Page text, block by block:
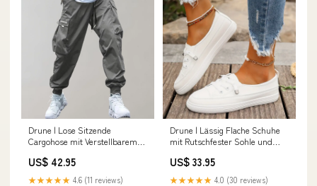
Drune | Lose Sitzende
Cargohose mit Verstellbarem
Taschen long-womens-coat-ai
US$ 42.95
★★★★★ 4.6 (11 reviews)
Drune | Lässig Flache Schuhe
mit Rutschfester Sohle und
US$ 33.95
★★★★★ 4.0 (30 reviews)